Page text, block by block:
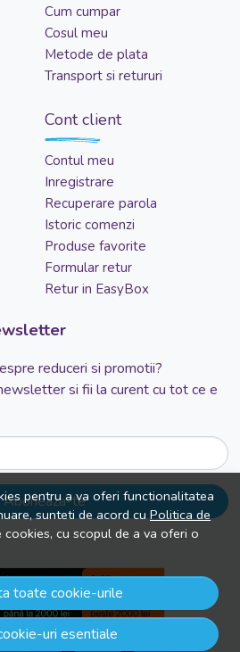
pentru a va oferi functionalitatea
sunteti de acord cuPolitica de
cookies, cu scopul de a va oferi o
toate cookie-urile
uri esentiale
Cum cumpar
Cosul meu
Metode de plata
Transport si retururi
Cont client
Contul meu
Inregistrare
Recuperare parola
Istoric comenzi
Produse favorite
Formular retur
Retur in EasyBox
reduceri si promotii?
si fii la curent cu tot ce e
Aboneaza-te